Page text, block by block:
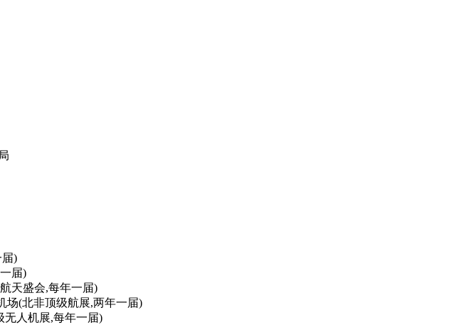
届)
届)
天盛会,每年一届)
场(北非顶级航展,两年一届)
无人机展,每年一届)